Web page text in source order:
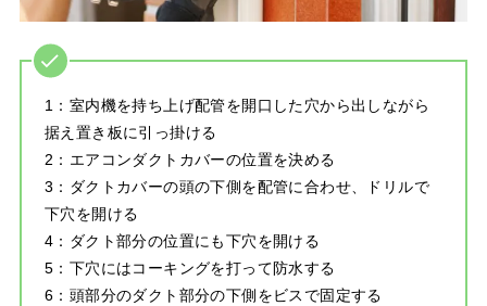
1：室内機を持ち上げ配管を開口した穴から出しながら
据え置き板に引っ掛ける
2：エアコンダクトカバーの位置を決める
3：ダクトカバーの頭の下側を配管に合わせ、ドリルで
下穴を開ける
4：ダクト部分の位置にも下穴を開ける
5：下穴にはコーキングを打って防水する
6：頭部分のダクト部分の下側をビスで固定する